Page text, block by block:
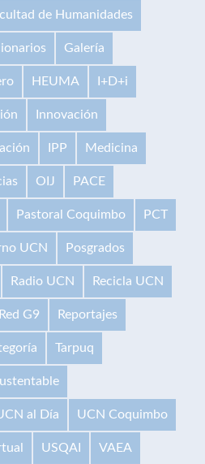
de Humanidades
Galería
HEUMA I+D+i
Innovación
IPP Medicina
OIJ PACE
Pastoral Coquimbo PCT
UCN Posgrados
Radio UCN Recicla UCN
Red G9 Reportajes
Tarpuq
al Día UCN Coquimbo
USQAI VAEA